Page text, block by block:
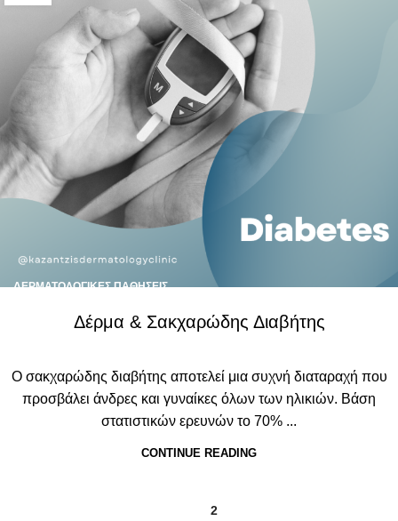
ΔΕΡΜΑΤΟΛΟΓΙΚΈΣ ΠΑΘΉΣΕΙΣ
Δέρμα & Σακχαρώδης Διαβήτης
Ο σακχαρώδης διαβήτης αποτελεί μια συχνή διαταραχή που
προσβάλει άνδρες και γυναίκες όλων των ηλικιών. Βάση
στατιστικών ερευνών το 70% ...
CONTINUE READING
2